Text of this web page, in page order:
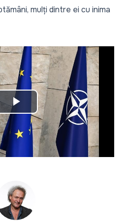
mulți dintre ei cu inima
Play
Video